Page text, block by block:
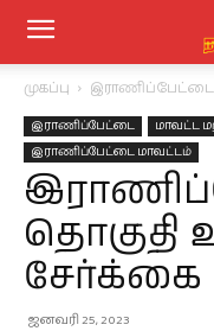
முகப்பு
இராணிப்பேட்டை
மாவட்ட
இராணிப்பேட்டை மாவட்டம்
தொகுதி
சேர்க்கை
ஜனவரி 25, 2023